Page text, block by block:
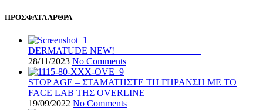
ΠΡΟΣΦΑΤΑ ΑΡΘΡΑ
DERMATUDE NEW!
28/11/2023 No Comments
STOP AGE – ΣΤΑΜΑΤΗΣΤΕ ΤΗ ΓΗΡΑΝΣΗ ΜΕ ΤΟ
FACE LAB ΤΗΣ OVERLINE
19/09/2022 No Comments